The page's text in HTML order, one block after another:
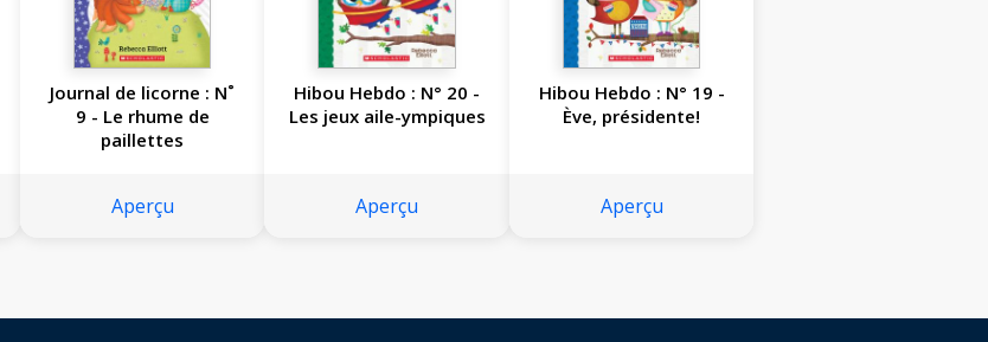
Journal de licorne : N˚
9 - Le rhume de
paillettes
Aperçu
Hibou Hebdo : N° 20 -
Les jeux aile-ympiques
Aperçu
Hibou Hebdo : N° 19 -
Ève, présidente!
Aperçu